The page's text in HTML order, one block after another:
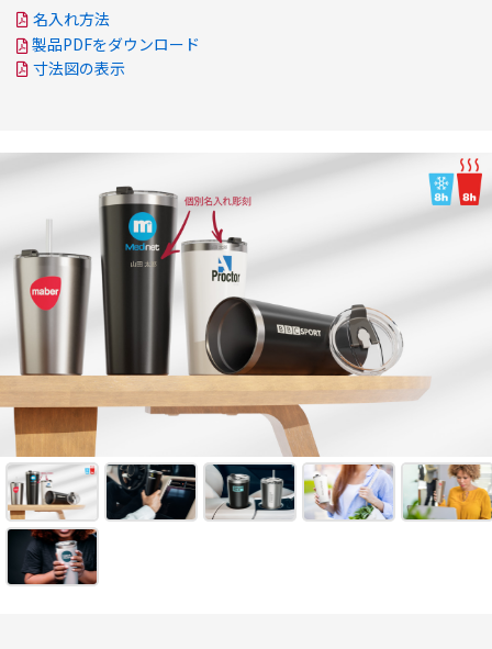
名入れ方法
製品PDFをダウンロード
寸法図の表示